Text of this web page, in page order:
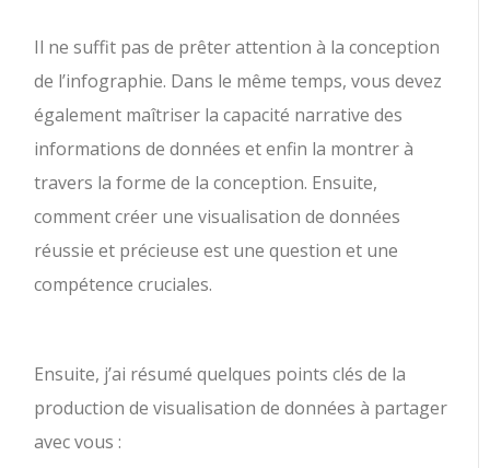
Il ne suffit pas de prêter attention à la conception
de l’infographie. Dans le même temps, vous devez
également maîtriser la capacité narrative des
informations de données et enfin la montrer à
travers la forme de la conception. Ensuite,
comment créer une visualisation de données
réussie et précieuse est une question et une
compétence cruciales.
Ensuite, j’ai résumé quelques points clés de la
production de visualisation de données à partager
avec vous :